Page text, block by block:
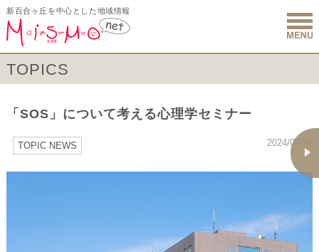
新百合ヶ丘を中心とした地域情報
新百合ヶ
TOPICS
「SOS」について考える心理学セミナー
2024/08/30
TOPIC NEWS